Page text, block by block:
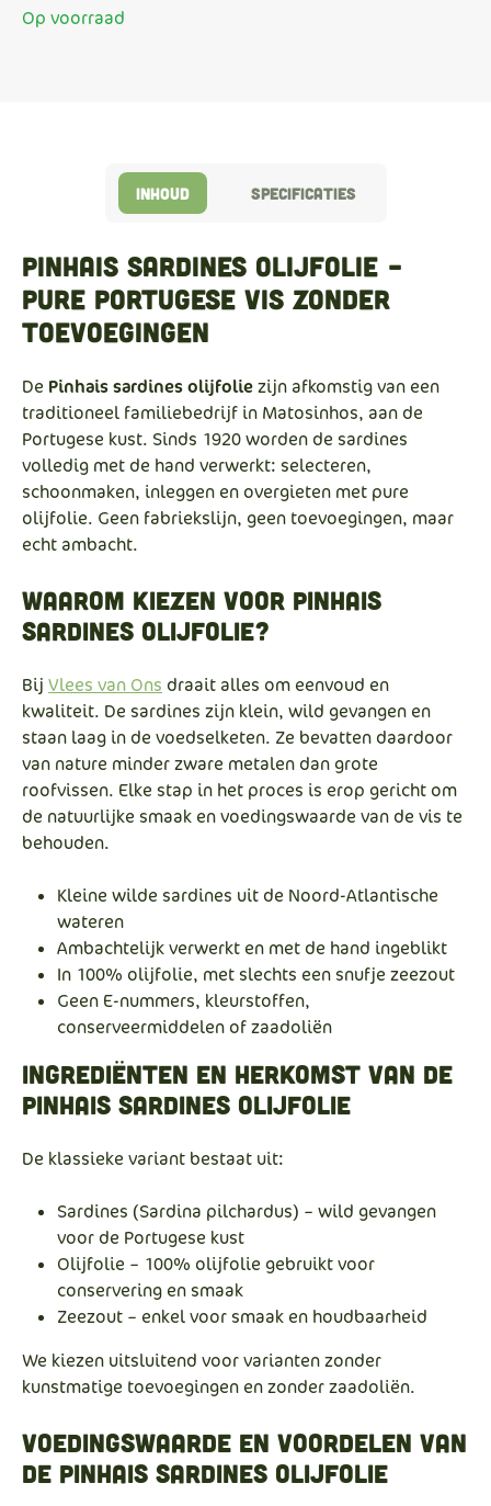
Op voorraad
Inhoud Specificaties
Pinhais sardines olijfolie –
pure Portugese vis zonder
toevoegingen
De Pinhais sardines olijfoliezijn afkomstig van een
traditioneel familiebedrijf in Matosinhos, aan de
Portugese kust. Sinds 1920 worden de sardines
volledig met de hand verwerkt: selecteren,
schoonmaken, inleggen en overgieten met pure
olijfolie. Geen fabriekslijn, geen toevoegingen, maar
echt ambacht.
Waarom kiezen voor Pinhais
sardines olijfolie?
Bij Vlees van Ons draait alles om eenvoud en
kwaliteit. De sardines zijn klein, wild gevangen en
staan laag in de voedselketen. Ze bevatten daardoor
van nature minder zware metalen dan grote
roofvissen. Elke stap in het proces is erop gericht om
de natuurlijke smaak en voedingswaarde van de vis te
behouden.
Kleine wilde sardines uit de Noord-Atlantische
wateren
Ambachtelijk verwerkt en met de hand ingeblikt
In 100% olijfolie, met slechts een snufje zeezout
Geen E-nummers, kleurstoffen,
conserveermiddelen of zaadoliën
Ingrediënten en herkomst van de
Pinhais sardines olijfolie
De klassieke variant bestaat uit:
Sardines (Sardina pilchardus) – wild gevangen
voor de Portugese kust
Olijfolie – 100% olijfolie gebruikt voor
conservering en smaak
Zeezout – enkel voor smaak en houdbaarheid
We kiezen uitsluitend voor varianten zonder
kunstmatige toevoegingen en zonder zaadoliën.
Voedingswaarde en voordelen van
de Pinhais sardines olijfolie